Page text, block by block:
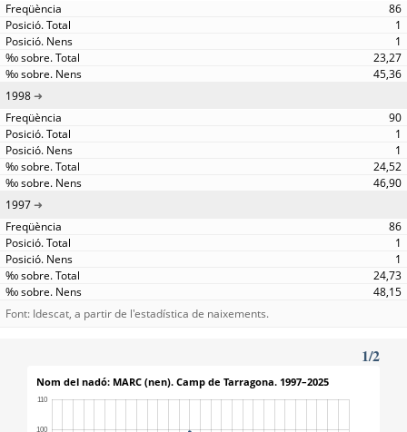
86
1
1
23,27
45,36
1998
90
1
1
24,52
46,90
1997
86
1
1
24,73
48,15
Font: Idescat, a partir de l'estadística de naixements.